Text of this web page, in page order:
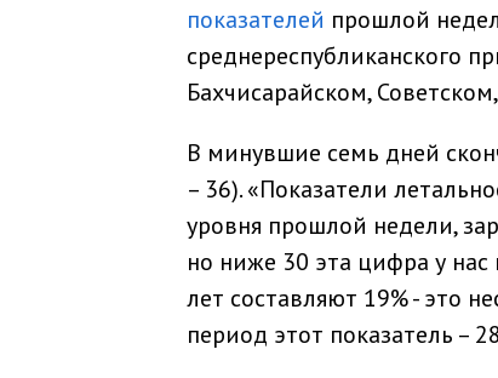
показателей прошлой
среднереспубликанского
Бахчисарайском,
В минувшие семь дней
– 36). «Показатели
уровня прошлой недели,
но ниже 30 эта цифра у нас
лет составляют 19% - это
период этот показатель –